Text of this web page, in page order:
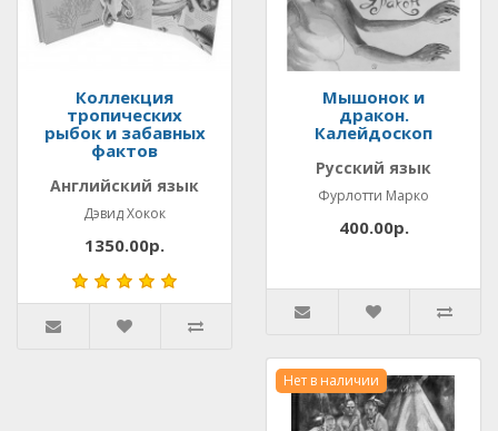
Коллекция
тропических
рыбок и забавных
фактов
Английский язык
Дэвид Хокок
1350.00р.
Мышонок и
дракон.
Калейдоскоп
Русский язык
Фурлотти Марко
400.00р.
Нет в наличии